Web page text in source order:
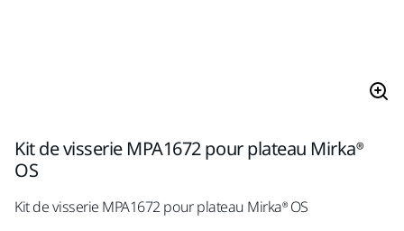
Kit de visserie MPA1672 pour plateau Mirka®
OS
Kit de visserie MPA1672 pour plateau Mirka® OS